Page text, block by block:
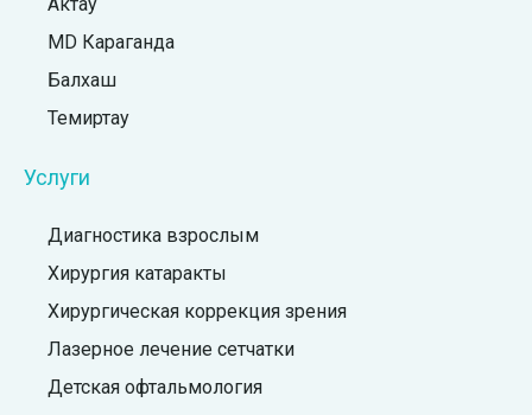
MD Караганда
Балхаш
Темиртау
Услуги
Диагностика взрослым
Хирургия катаракты
Хирургическая коррекция зрения
Лазерное лечение сетчатки
Детская офтальмология